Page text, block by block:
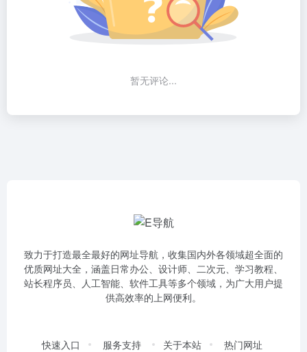
暂无评论...
致力于打造最全最好的网址导航，收集国内外各领域超全面的
优质网址大全，涵盖日常办公、设计师、二次元、学习教程、
站长程序员、人工智能、软件工具等多个领域，为广大用户提
供高效率的上网便利。
快速入口 服务支持 关于本站 热门网址